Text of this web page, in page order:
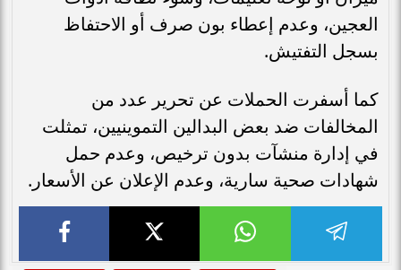
العجين، وعدم إعطاء بون صرف أو الاحتفاظ
بسجل التفتيش.
كما أسفرت الحملات عن تحرير عدد من
المخالفات ضد بعض البدالين التموينيين، تمثلت
في إدارة منشآت بدون ترخيص، وعدم حمل
شهادات صحية سارية، وعدم الإعلان عن الأسعار.